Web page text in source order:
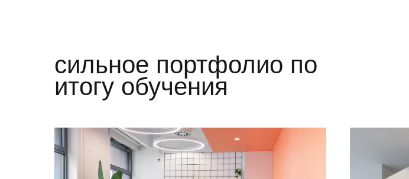
сильное портфолио по
итогу обучения